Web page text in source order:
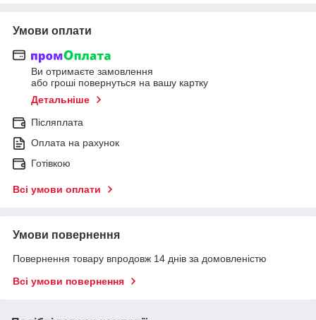
Умови оплати
Ви отримаєте замовлення
або гроші повернуться на вашу картку
Детальніше
Післяплата
Оплата на рахунок
Готівкою
Всі умови оплати
Умови повернення
Повернення товару впродовж 14 днів за домовленістю
Всі умови повернення